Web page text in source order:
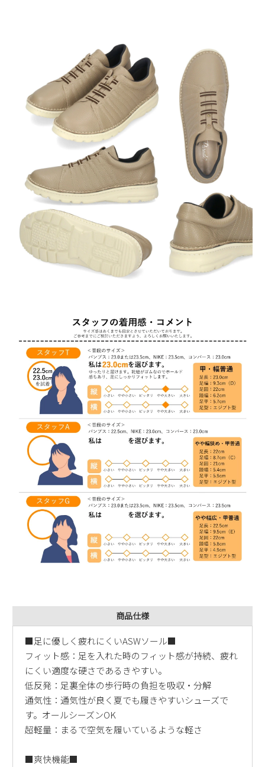
商品仕様
■足に優しく疲れにくいASWソール■
フィット感：足を入れた時のフィット感が持続、疲れ
にくい適度な硬さであるきやすい。
低反発：足裏全体の歩行時の負担を吸収・分解
通気性：通気性が良く夏でも履きやすいシューズで
す。オールシーズンOK
超軽量：まるで空気を履いているような軽さ
■爽快機能■